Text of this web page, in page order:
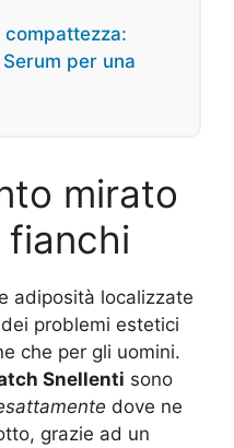
compattezza:
per una
mirato
fianchi
adiposità localizzate
problemi estetici
che per gli uomini.
Snellenti sono
dove ne
grazie ad un